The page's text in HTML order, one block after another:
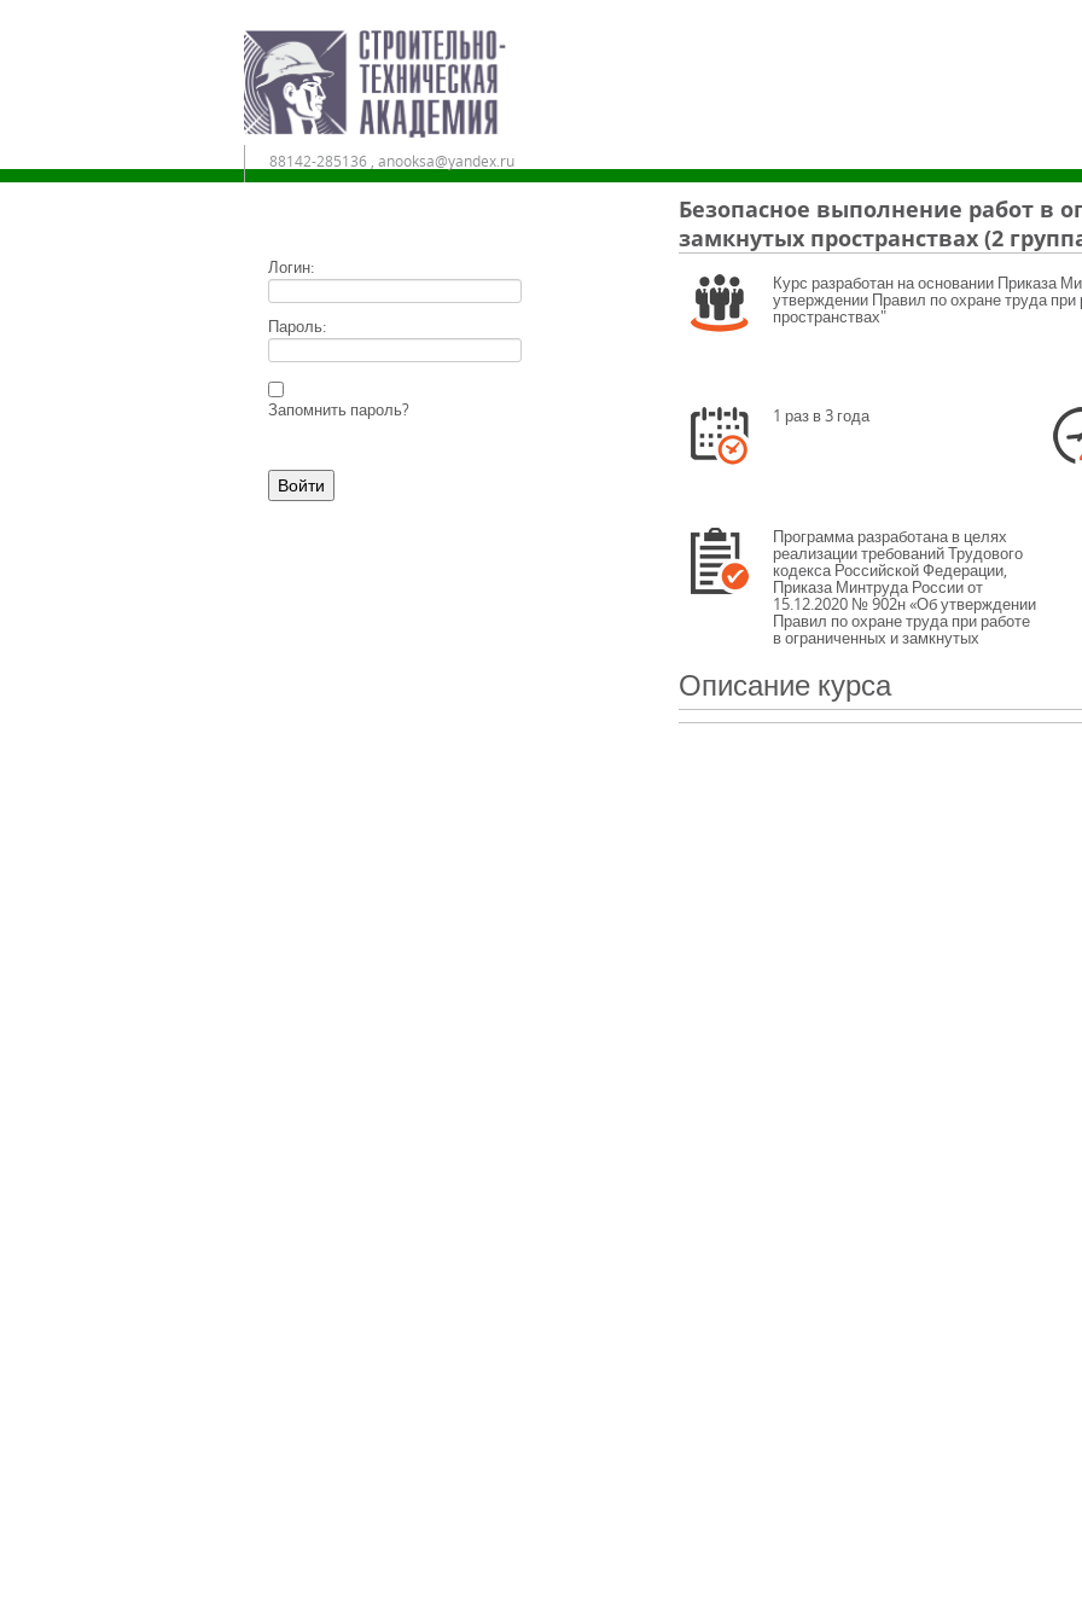
88142-285136 , anooksa@yandex.ru
Дистанционное обучение в АНО ДПО «СТА»
Логин:
Пароль:
Запомнить пароль?
Безопасное выполнение работ в
замкнутых пространствах (2
Курс разработан на основании Приказа
утверждении Правил по охране труда
пространствах"
1 раз в 3 года
Программа разработана в целях
реализации требований Трудового
кодекса Российской Федерации,
Приказа Минтруда России от
15.12.2020 № 902н «Об утверждении
Правил по охране труда при работе
в ограниченных и замкнутых
пространствах».
является закрепление полученных
при обучении теоретических знаний
и практических умений,
Описание курса